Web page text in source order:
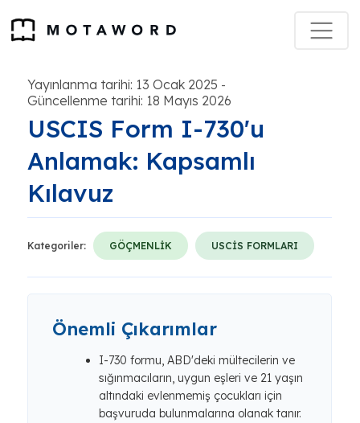
Yayınlanma tarihi: 13 Ocak 2025 -
Güncellenme tarihi: 18 Mayıs 2026
USCIS Form I-730'u
Anlamak: Kapsamlı
Kılavuz
Kategoriler: GÖÇMENLİK USCİS FORMLARI
Önemli Çıkarımlar
I-730 formu, ABD'deki mültecilerin ve
sığınmacıların, uygun eşleri ve 21 yaşın
altındaki evlenmemiş çocukları için
başvuruda bulunmalarına olanak tanır.